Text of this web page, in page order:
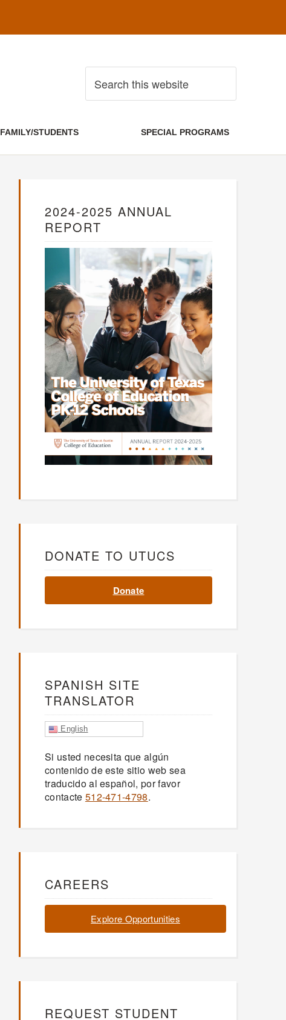
FAMILY/STUDENTS SPECIAL PROGRAMS
2024-2025 ANNUAL
REPORT
DONATE TO UTUCS
Donate
SPANISH SITE
TRANSLATOR
English
Si usted necesita que algún
contenido de este sitio web sea
traducido al español, por favor
contacte 512-471-4798.
CAREERS
Explore Opportunities
REQUEST STUDENT